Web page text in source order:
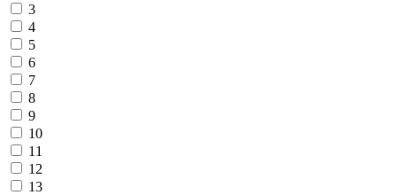
3
4
5
6
7
8
9
10
11
12
13